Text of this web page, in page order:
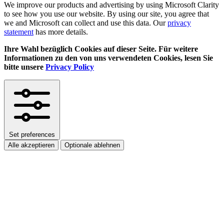
We improve our products and advertising by using Microsoft Clarity
to see how you use our website. By using our site, you agree that
we and Microsoft can collect and use this data. Ourprivacy
statement has more details.
Ihre Wahl bezüglich Cookies auf dieser Seite. Für weitere
Informationen zu den von uns verwendeten Cookies, lesen Sie
bitte unsere Privacy Policy
Set preferences
Alle akzeptieren
Optionale ablehnen